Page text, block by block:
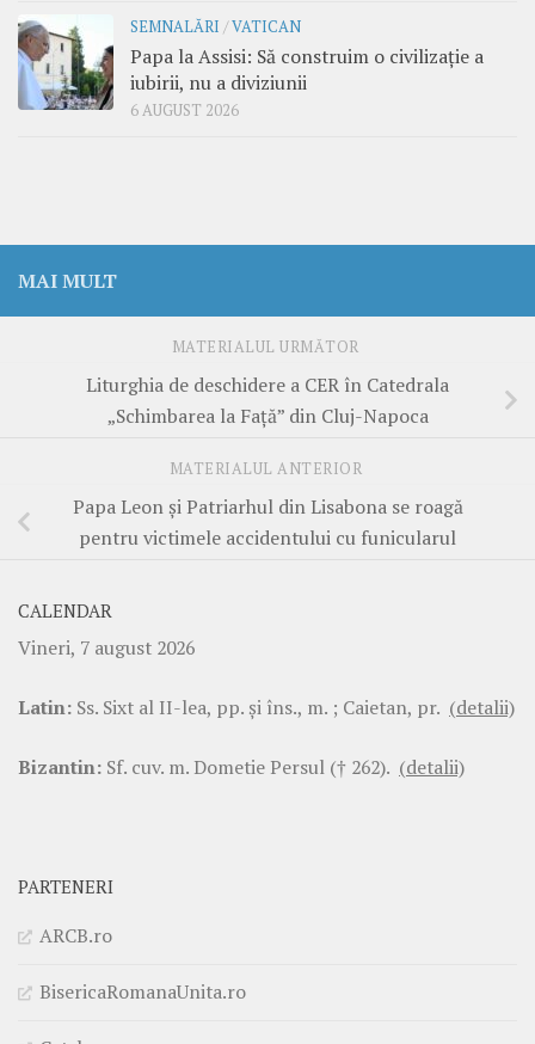
SEMNALĂRI /VATICAN
Papa la Assisi: Să construim o civilizație a
iubirii, nu a diviziunii
6 AUGUST 2026
MAI MULT
MATERIALUL URMĂTOR
Liturghia de deschidere a CER în Catedrala
„Schimbarea la Față” din Cluj-Napoca
MATERIALUL ANTERIOR
Papa Leon și Patriarhul din Lisabona se roagă
pentru victimele accidentului cu funicularul
CALENDAR
Vineri, 7 august 2026
Latin: Ss. Sixt al II-lea, pp. şi îns., m. ; Caietan, pr. (detalii)
Bizantin: Sf. cuv. m. Dometie Persul († 262). (detalii)
PARTENERI
ARCB.ro
BisericaRomanaUnita.ro